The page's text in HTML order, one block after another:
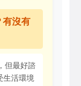
有沒有
但最好諮
生活環境